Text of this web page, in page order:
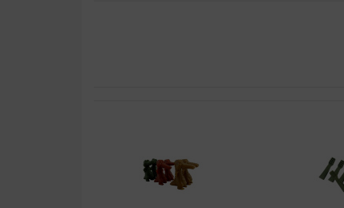
Wird gerne gefressen und der Preis ist spitze.
Translate to English